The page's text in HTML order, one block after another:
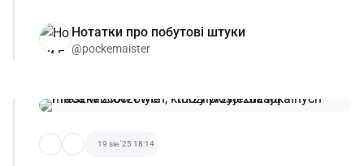
Нотатки про побутові штуки
@pockemaister
19 sie '25 18:14